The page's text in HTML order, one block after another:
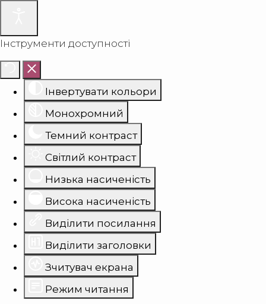
Інструменти доступності
Інвертувати кольори
Монохромний
Темний контраст
Світлий контраст
Низька насиченість
Висока насиченість
Виділити посилання
Виділити заголовки
Зчитувач екрана
Режим читання